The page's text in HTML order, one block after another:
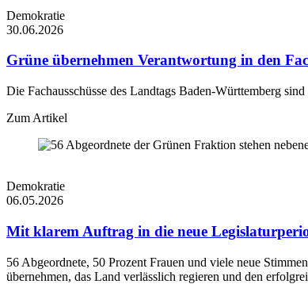
Demokratie
30.06.2026
Grüne übernehmen Verantwortung in den
Die Fachausschüsse des Landtags Baden-Württemberg
Zum Artikel
Demokratie
06.05.2026
Mit klarem Auftrag in die neue
56 Abgeordnete, 50 Prozent Frauen und viele neue
übernehmen, das Land verlässlich regieren und den